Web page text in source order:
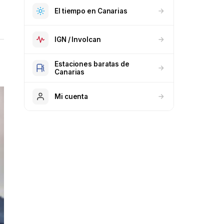
El tiempo en Canarias
IGN / Involcan
Estaciones baratas de
Canarias
Mi cuenta